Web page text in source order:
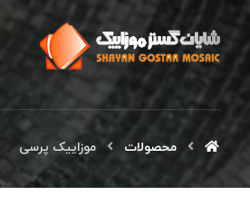
محصولات موزاییک پرسی